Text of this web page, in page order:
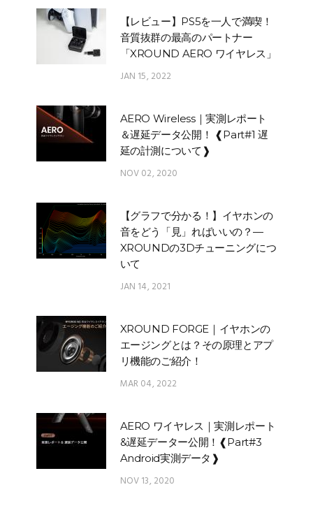
【レビュー】PS5を一人で満喫！
音質抜群の最高のパートナー
「XROUND AERO ワイヤレス」
JAN 15, 2022
AERO Wireless｜実測レポート
＆遅延データ公開！ ❰Part#1 遅
延の計測について❱
NOV 02, 2020
【グラフで分かる！】イヤホンの
音をどう「見」ればいいの？—
XROUNDの3Dチューニングにつ
いて
JAN 14, 2021
XROUND FORGE｜イヤホンの
エージングとは？その原理とアプ
リ機能のご紹介！
MAR 04, 2022
AERO ワイヤレス｜実測レポート
&遅延データー公開！❰Part#3
Android実測データ❱
NOV 13, 2020